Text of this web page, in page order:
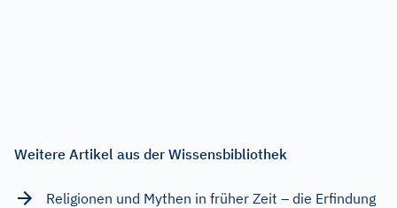
Weitere Artikel aus der Wissensbibliothek
Religionen und Mythen in früher Zeit – die Erfindung